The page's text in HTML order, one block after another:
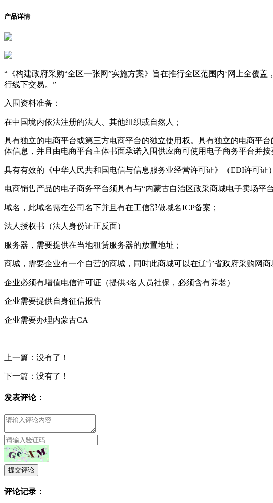
产品详情
“《构建政府采购“全区一张网”实施方案》旨在推行全区范围内‘网上全覆
行线下交易。”
入围资料准备：
在中国境内依法注册的法人、其他组织或自然人；
具有独立的电商平台或第三方电商平台的独立使用权。具有独立的电商平
体信息，并且由电商平台主体书面承诺入围供应商可使用电子商务平台并按
具有有效的《中华人民共和国电信与信息服务业经营许可证》（EDI许可证
电商销售产品的电子商务平台须具有与“内蒙古自治区政采商城电子卖场平
域名，此域名需在公司名下并且有在工信部做域名ICP备案；
法人授权书（法人身份证正反面）
服务器，需要提供在当地租赁服务器的放置地址；
商城，需要企业有一个自营的商城，同时此商城可以在辽宁省政府采购网商
企业必须有增值电信许可证（提供3名人员社保，必须含有养老）
企业需要提供自身征信报告
企业需要办理内蒙古CA
上一篇：没有了！
下一篇：没有了！
发表评论：
提交评论
评论记录：